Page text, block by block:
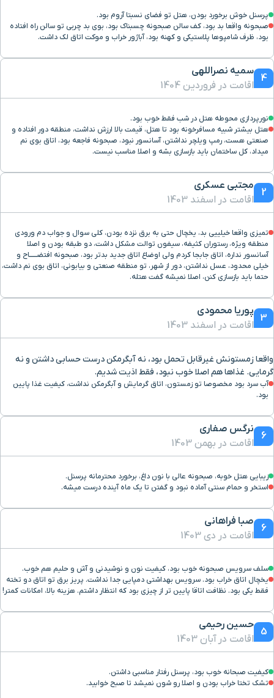
پرسنل خوش برخورد بودن، هتل تو فضای نسبتا آروم بود.
صبحونه واقعا بد بود، کف سالن صبحونه چسبناک بود، بوی بد چربی تو سالن راه افتاده
بود، ظرف شامپوها پلاستیکی و کهنه بود، آباژور خراب و موکت اتاق لک داشت.
4
سمیه نصراللهی
اقامت در فروردین 1404
نورپردازی محوطه هتل در شب فقط خوب بود.
هتل بیشتر شبیه مسافرخونه بود تا هتل، قیمت بالا ارزش نداشت، منطقه دور افتاده و
صنعتی هست، رمپ ویلچر نداشتن، آسانسور نبود، صبحونه فاجعه بود، اتاق بوی نم
میداد، کل ساختمان باید بازسازی بشه و اصلا مناسب نیست.
2
مجتبی عسکری
اقامت در اسفند 1403
تمیزی واقعا خیلییی بد، یخچال حتی به برق نزده بودن، کلی سوال و جواب دم ورودی
منطقه ویژه، رستوران کثیفه، سیفون توالت مشکل داشت، دو طبقه بودن و اصلا
آسانسور نداره، اتاق جابجا کردم ولی اوضاع اتاق جدید بدتر بود، صبحونه افتضــــــاح و
خیلی محدود، عسل نداشتن، دور از شهر، تو منطقه صنعتی و بیابونی، اتاق بوی نم داشت،
حتما باید بازسازی کنن، اصلا نمیشه گفت هتله.
3
پوریا محمودی
اقامت در اسفند 1403
واقعا زمستونش غیرقابل تحمل بود، نه آبگرمکن درست حسابی داشتن و نه
گرمایی. غذاها هم اصلا خوب نبود، فقط اذیت شدیم.
آب سرد بود مخصوصا تو زمستون، اتاق گرمایش و آبگرمکن نداشت، کیفیت غذا پایین
بود.
6
نرگس صفاری
اقامت در بهمن 1403
زیبایی هتل خوبه، صبحونه عالی با نون داغ، برخورد محترمانه پرسنل.
استخر و حمام سنتی آماده نبود و گفتن تا یک ماه آینده درست میشه.
6
صبا فراهانی
اقامت در دی 1403
سلف سرویس صبحونه خوب بود، کیفیت نون و نوشیدنی و آش و حلیم هم خوب.
یخچال اتاق خراب بود. سرویس بهداشتی دمپایی جدا نداشت. پریز برق تو اتاق دو تخته
فقط یکی بود. نظافت اتاقا پایین تر از چیزی بود که انتظار داشتم. هزینه بالا، امکانات کمتر!
5
حسین رحیمی
اقامت در آبان 1403
کیفیت صبحانه خوب بود، پرسنل رفتار مناسبی داشتن.
تشک تختا خراب بودن و اصلا رو شون نمیشد تا صبح خوابید.